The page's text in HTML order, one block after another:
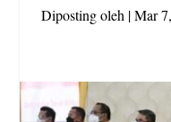
Diposting oleh |Mar